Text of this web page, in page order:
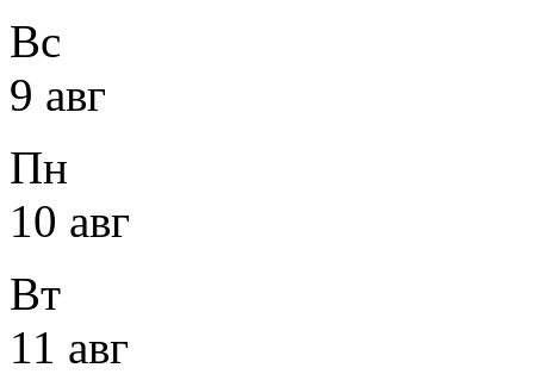
Вс
9 авг
Пн
10 авг
Вт
11 авг